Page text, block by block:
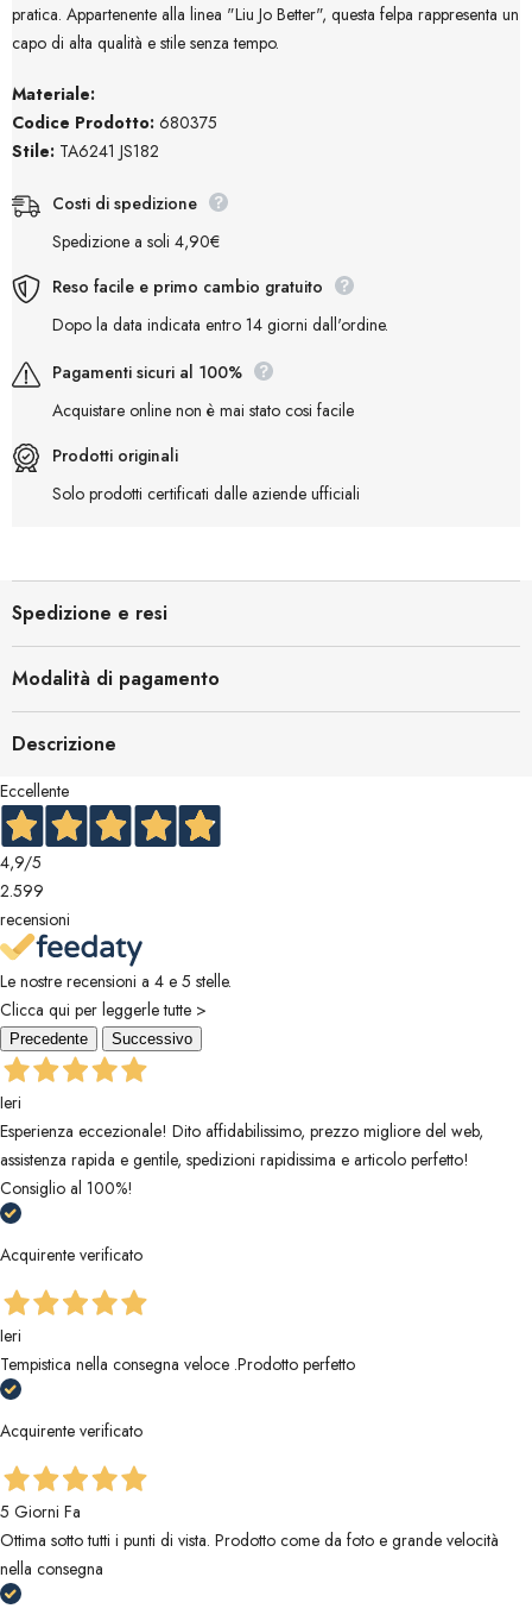
pratica. Appartenente alla linea "Liu Jo Better", questa felpa rappresenta un
capo di alta qualità e stile senza tempo.
Materiale:
Codice Prodotto: 680375
Stile: TA6241 JS182
Costi di spedizione
Spedizione a soli 4,90€
Reso facile e primo cambio gratuito
Dopo la data indicata entro 14 giorni dall'ordine.
Pagamenti sicuri al 100%
Acquistare online non è mai stato cosi facile
Prodotti originali
Solo prodotti certificati dalle aziende ufficiali
Spedizione e resi
Modalità di pagamento
Descrizione
Eccellente
4,9/5
2.599
recensioni
Le nostre recensioni a 4 e 5 stelle.
Clicca qui per leggerle tutte >
Precedente Successivo
Ieri
Esperienza eccezionale! Dito affidabilissimo, prezzo migliore del web,
assistenza rapida e gentile, spedizioni rapidissima e articolo perfetto!
Consiglio al 100%!
Acquirente verificato
Ieri
Tempistica nella consegna veloce .Prodotto perfetto
Acquirente verificato
5 Giorni Fa
Ottima sotto tutti i punti di vista. Prodotto come da foto e grande velocità
nella consegna